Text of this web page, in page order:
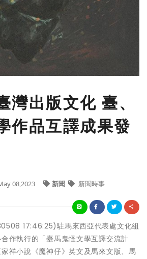
灣出版文化 臺、
作品互譯成果發
08,2023 新聞 新聞時事
17:46:25)駐馬來西亞代表處文化組
作執行的「臺馬鬼怪文學互譯交流計
祥小說《魔神仔》英文及馬來文版、馬